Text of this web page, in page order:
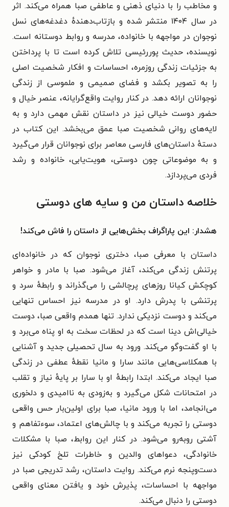
و مخاطب را با دنیای ذهنی و عاطفی صبا همراه می‌کند. اثر
در سال ۱۴۰۴ منتشر شده و بازتاب‌دهندهٔ دغدغه‌های نسل
نوجوان در مواجهه با خانواده، مدرسه و روابط دوستانه است.
نویسنده، حدیث پوررئیسی تلاش کرده است تا با پرداختن
به جزئیات زندگی روزمره، احساسات و افکار شخصیت اصلی
را به تصویر بکشد و فضای صمیمی و ملموسی از زندگی
نوجوانان ارائه دهد. در کنار روایت واقع‌گرایانه، عنصر خیال و
حضور دوست خیالی نیز در داستان نقش مهمی دارد و به
لایه‌های روانی شخصیت صبا عمق می‌بخشد. این کتاب در
دستهٔ داستان‌های فارسی معاصر برای نوجوانان قرار می‌گیرد
و به موضوعاتی چون دوستی، هویت‌یابی، خانواده و رشد
فردی می‌پردازد.
خلاصه داستان من و سایه های دوستی
هشدار: این پاراگراف بخش‌هایی از داستان را فاش می‌کند!
داستان با معرفی صبا، دختری نوجوان که در خانواده‌ای
پرتنش زندگی می‌کند، آغاز می‌شود. صبا با مادر و خواهر
کوچکش کیانا روزهای پرچالشی را می‌گذراند و رابطهٔ سرد و
پرتنشی با پدرش دارد. او در مدرسه نیز احساس تنهایی
می‌کند و دوست نزدیکی ندارد. تنها همدم واقعی صبا، دوست
خیالی‌اش دینا است که در لحظات سخت به او پناه می‌برد و
با او گفت‌وگو می‌کند. ورود به سال تحصیلی جدید و آشنایی
با همکلاسی‌هایی مانند سارا و مانیا نقطهٔ عطفی در زندگی
صبا ایجاد می‌کند. ابتدا رابطهٔ او با سارا بر پایهٔ نیاز و تقلب
در امتحانات شکل می‌گیرد و به‌زودی به ناامیدی و دلخوری
می‌انجامد، اما با ورود مانیا، صبا برای اولین‌بار حس واقعی
دوستی را تجربه می‌کند و با چالش‌های اعتماد، سوءتفاهم و
آشتی روبه‌رو می‌شود. در کنار این روابط، صبا با مشکلات
خانوادگی، دعواهای والدین و خاطرات تلخ کودکی نیز
دست‌وپنجه نرم می‌کند. روایت داستان، رشد تدریجی صبا در
مواجهه با احساسات، پذیرش خود و یافتن معنای واقعی
دوستی را دنبال می‌کند.